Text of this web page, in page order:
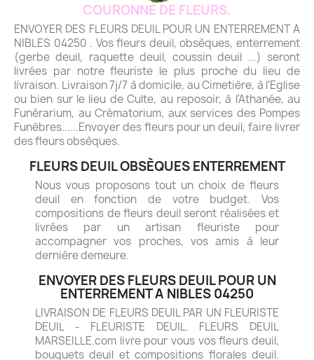
COURONNE DE FLEURS.
ENVOYER DES FLEURS DEUIL POUR UN ENTERREMENT A
NIBLES 04250 . Vos fleurs deuil, obsèques, enterrement
(gerbe deuil, raquette deuil, coussin deuil ...) seront
livrées par notre fleuriste le plus proche du lieu de
livraison. Livraison 7j/7 à domicile, au Cimetière, à l'Eglise
ou bien sur le lieu de Culte, au reposoir, à l'Athanée, au
Funérarium, au Crématorium, aux services des Pompes
Funèbres......Envoyer des fleurs pour un deuil, faire livrer
des fleurs obsèques.
FLEURS DEUIL OBSÈQUES ENTERREMENT
Nous vous proposons tout un choix de fleurs
deuil en fonction de votre budget. Vos
compositions de fleurs deuil seront réalisées et
livrées par un artisan fleuriste pour
accompagner vos proches, vos amis à leur
dernière demeure.
ENVOYER DES FLEURS DEUIL POUR UN
ENTERREMENT A NIBLES 04250
LIVRAISON DE FLEURS DEUIL PAR UN FLEURISTE
DEUIL - FLEURISTE DEUIL. FLEURS DEUIL
MARSEILLE.com livre pour vous vos fleurs deuil,
bouquets deuil et compositions florales deuil.